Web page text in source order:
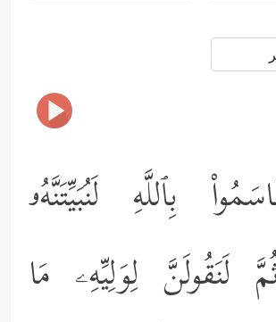
بِٱللَّهِ لَنُبَیِّتَنَّهُۥ
لَنَقُولَنَّ لِوَلِیِّهِۦ مَا